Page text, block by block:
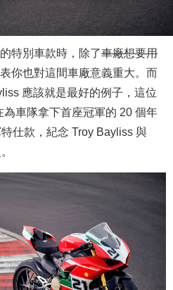
特別車款時，除了車廠想要用
表你也對這間車廠意義重大。而
應該就是最好的例子，這位
車隊拿下首座冠軍的 20 個年
仕款，紀念 Troy Bayliss 與